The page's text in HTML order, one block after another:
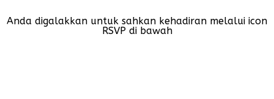
Anda digalakkan untuk sahkan kehadiran melalui icon
RSVP di bawah